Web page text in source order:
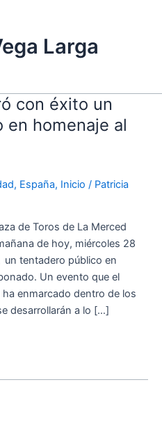
Larga
con éxito un
homenaje al
, España, Inicio / Patricia
de Toros de La Merced
de hoy, miércoles 28
un tentadero público en
Un evento que el
enmarcado dentro de los
desarrollarán a lo […]